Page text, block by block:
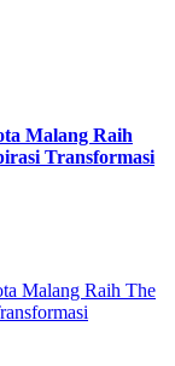
Malang Raih
Transformasi